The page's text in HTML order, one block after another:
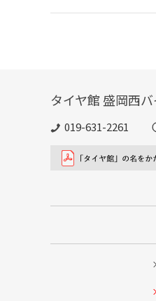
タイヤ館 盛岡西
019-631-2261
タイヤ点検・安全